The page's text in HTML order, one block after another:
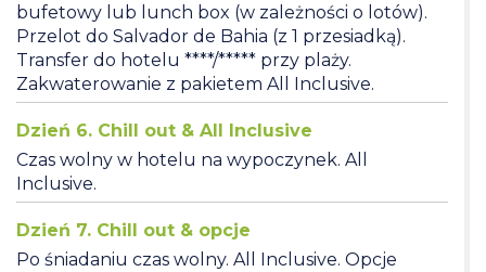
bufetowy lub lunch box (w zależności o lotów).
Przelot do Salvador de Bahia (z 1 przesiadką).
Transfer do hotelu ****/***** przy plaży.
Zakwaterowanie z pakietem All Inclusive.
Dzień 6. Chill out & All Inclusive
Czas wolny w hotelu na wypoczynek. All
Inclusive.
Dzień 7. Chill out & opcje
Po śniadaniu czas wolny. All Inclusive. Opcje